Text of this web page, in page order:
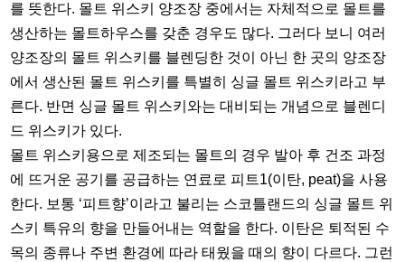
를 뜻한다. 몰트 위스키 양조장 중에서는 자체적으로 몰트를
생산하는 몰트하우스를 갖춘 경우도 많다. 그러다 보니 여러
양조장의 몰트 위스키를 블렌딩한 것이 아닌 한 곳의 양조장
에서 생산된 몰트 위스키를 특별히 싱글 몰트 위스키라고 부
른다. 반면 싱글 몰트 위스키와는 대비되는 개념으로 블렌디
드 위스키가 있다.
몰트 위스키용으로 제조되는 몰트의 경우 발아 후 건조 과정
에 뜨거운 공기를 공급하는 연료로 피트1(이탄, peat)을 사용
한다. 보통 ‘피트향’이라고 불리는 스코틀랜드의 싱글 몰트 위
스키 특유의 향을 만들어내는 역할을 한다. 이탄은 퇴적된 수
목의 종류나 주변 환경에 따라 태웠을 때의 향이 다르다. 그런